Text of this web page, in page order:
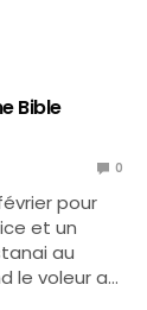
Bible
0
pour
et un
au
le voleur a…